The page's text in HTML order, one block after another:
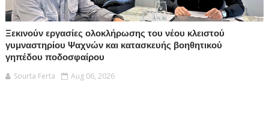
Ξεκινούν εργασίες ολοκλήρωσης του νέου κλειστού
γυμναστηρίου Ψαχνών και κατασκευής βοηθητικού
γηπέδου ποδοσφαίρου
Sourta Ferta
Aug 06, 2026